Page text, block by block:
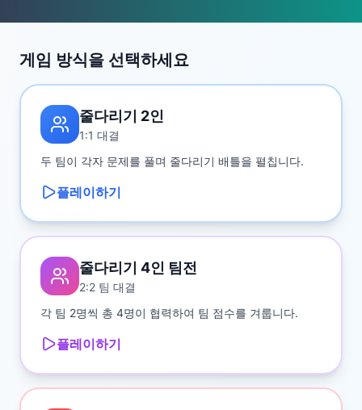
게임 방식을 선택하세요
줄다리기 2인
1:1 대결
두 팀이 각자 문제를 풀며 줄다리기 배틀을 펼칩니다.
플레이하기
줄다리기 4인 팀전
2:2 팀 대결
각 팀 2명씩 총 4명이 협력하여 팀 점수를 겨룹니다.
플레이하기